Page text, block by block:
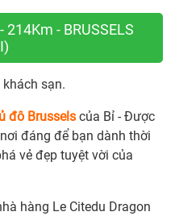
214Km - BRUSSELS
sạn.
đô Brussels của Bỉ - Được
đáng để bạn dành thời
vẻ đẹp tuyệt vời của
hàng Le Citedu Dragon